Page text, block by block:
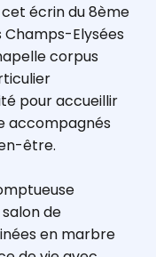
cet écrin du 8ème
Elysées
corpus
pour accueillir
accompagnés
être.
de
en marbre